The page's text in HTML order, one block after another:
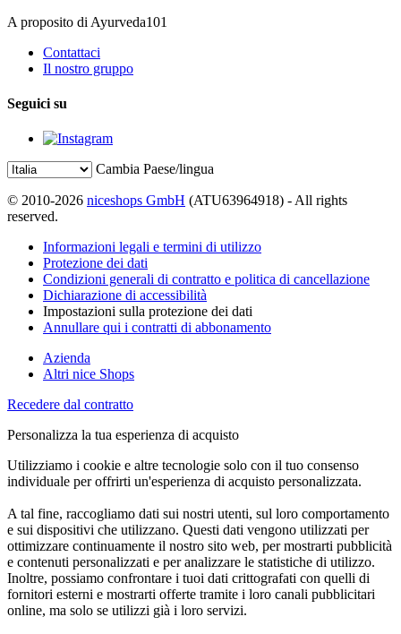
A proposito di Ayurveda101
Contattaci
Il nostro gruppo
Seguici su
Cambia Paese/lingua
© 2010-2026 niceshops GmbH (ATU63964918) - All rights
reserved.
Informazioni legali e termini di utilizzo
Protezione dei dati
Condizioni generali di contratto e politica di cancellazione
Dichiarazione di accessibilità
Impostazioni sulla protezione dei dati
Annullare qui i contratti di abbonamento
Azienda
Altri nice Shops
Recedere dal contratto
Personalizza la tua esperienza di acquisto
Utilizziamo i cookie e altre tecnologie solo con il tuo consenso
individuale per offrirti un'esperienza di acquisto personalizzata.
A tal fine, raccogliamo dati sui nostri utenti, sul loro comportamento
e sui dispositivi che utilizzano. Questi dati vengono utilizzati per
ottimizzare continuamente il nostro sito web, per mostrarti pubblicità
e contenuti personalizzati e per analizzare le statistiche di utilizzo.
Inoltre, possiamo confrontare i tuoi dati crittografati con quelli di
fornitori esterni e mostrarti offerte tramite i loro canali pubblicitari
online, ma solo se utilizzi già i loro servizi.